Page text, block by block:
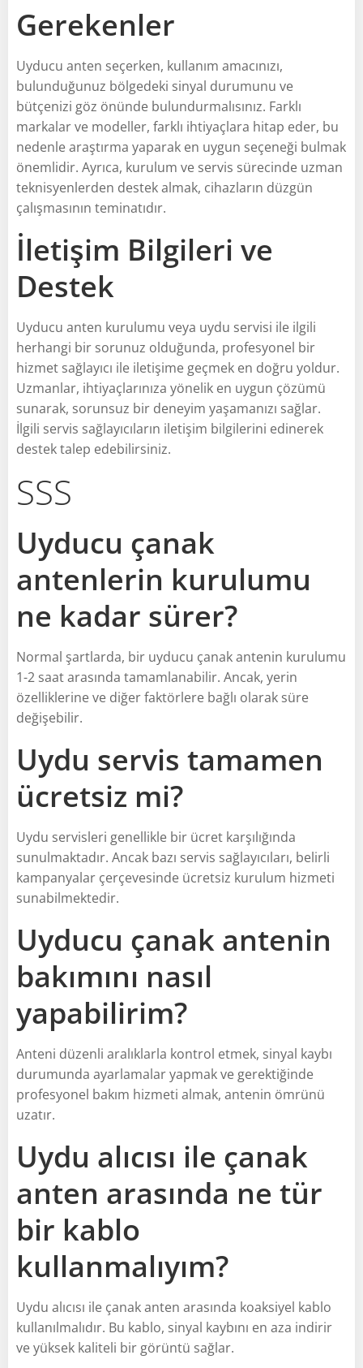
Gerekenler
Uyducu anten seçerken, kullanım amacınızı,
bulunduğunuz bölgedeki sinyal durumunu ve
bütçenizi göz önünde bulundurmalısınız. Farklı
markalar ve modeller, farklı ihtiyaçlara hitap eder, bu
nedenle araştırma yaparak en uygun seçeneği bulmak
önemlidir. Ayrıca, kurulum ve servis sürecinde uzman
teknisyenlerden destek almak, cihazların düzgün
çalışmasının teminatıdır.
İletişim Bilgileri ve
Destek
Uyducu anten kurulumu veya uydu servisi ile ilgili
herhangi bir sorunuz olduğunda, profesyonel bir
hizmet sağlayıcı ile iletişime geçmek en doğru yoldur.
Uzmanlar, ihtiyaçlarınıza yönelik en uygun çözümü
sunarak, sorunsuz bir deneyim yaşamanızı sağlar.
İlgili servis sağlayıcıların iletişim bilgilerini edinerek
destek talep edebilirsiniz.
SSS
Uyducu çanak
antenlerin kurulumu
ne kadar sürer?
Normal şartlarda, bir uyducu çanak antenin kurulumu
1-2 saat arasında tamamlanabilir. Ancak, yerin
özelliklerine ve diğer faktörlere bağlı olarak süre
değişebilir.
Uydu servis tamamen
ücretsiz mi?
Uydu servisleri genellikle bir ücret karşılığında
sunulmaktadır. Ancak bazı servis sağlayıcıları, belirli
kampanyalar çerçevesinde ücretsiz kurulum hizmeti
sunabilmektedir.
Uyducu çanak antenin
bakımını nasıl
yapabilirim?
Anteni düzenli aralıklarla kontrol etmek, sinyal kaybı
durumunda ayarlamalar yapmak ve gerektiğinde
profesyonel bakım hizmeti almak, antenin ömrünü
uzatır.
Uydu alıcısı ile çanak
anten arasında ne tür
bir kablo
kullanmalıyım?
Uydu alıcısı ile çanak anten arasında koaksiyel kablo
kullanılmalıdır. Bu kablo, sinyal kaybını en aza indirir
ve yüksek kaliteli bir görüntü sağlar.